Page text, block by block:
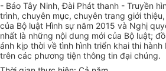
- Báo Tây Ninh, Đài Phát thanh - Truyền
trình, chuyên mục, chuyên trang giới
của Bộ luật Hình sự năm 2015 và Nghị
nhất là những nội dung mới của Bộ luật;
ánh kịp thời về tình hình triển khai thi hành
trên các phương tiện thông tin đại chúng.